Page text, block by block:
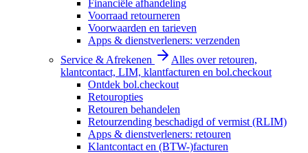
Financiële afhandeling
Voorraad retourneren
Voorwaarden en tarieven
Apps & dienstverleners: verzenden
Service & Afrekenen
Alles over retouren,
klantcontact, LIM, klantfacturen en bol.checkout
Ontdek bol.checkout
Retouropties
Retouren behandelen
Retourzending beschadigd of vermist (RLIM)
Apps & dienstverleners: retouren
Klantcontact en (BTW-)facturen